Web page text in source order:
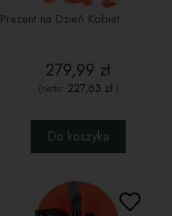
Prezent na Dzień Kobiet
279,99 zł
(netto: 227,63 zł)
Do koszyka